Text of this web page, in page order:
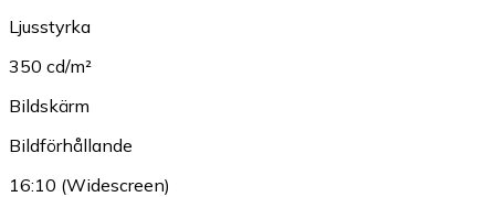
Ljusstyrka
350 cd/m²
Bildskärm
Bildförhållande
16:10 (Widescreen)